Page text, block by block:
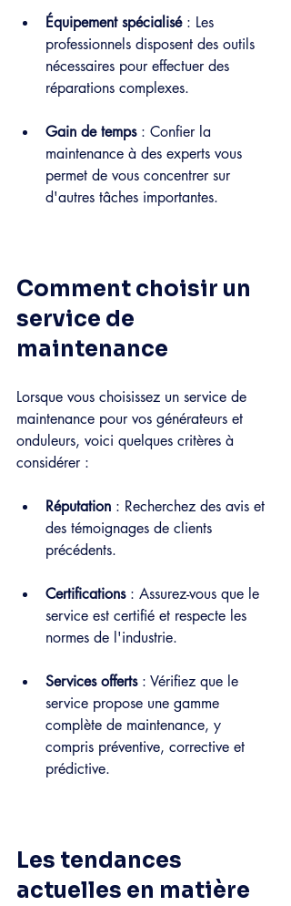
Équipement spécialisé : Les
professionnels disposent des outils
nécessaires pour effectuer des
réparations complexes.
Gain de temps : Confier la
maintenance à des experts vous
permet de vous concentrer sur
d'autres tâches importantes.
Comment choisir un
service de
maintenance
Lorsque vous choisissez un service de
maintenance pour vos générateurs et
onduleurs, voici quelques critères à
considérer :
Réputation : Recherchez des avis et
des témoignages de clients
précédents.
Certifications : Assurez-vous que le
service est certifié et respecte les
normes de l'industrie.
Services offerts : Vérifiez que le
service propose une gamme
complète de maintenance, y
compris préventive, corrective et
prédictive.
Les tendances
actuelles en matière